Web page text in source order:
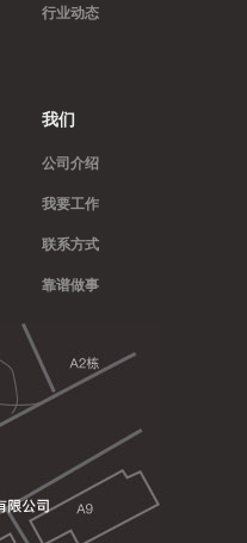
行业动态
我们
公司介绍
我要工作
联系方式
靠谱做事